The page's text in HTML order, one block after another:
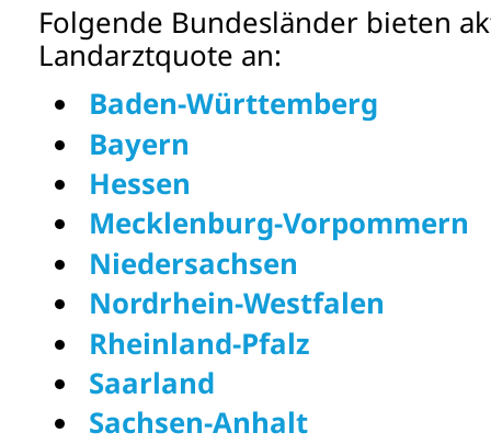
Folgende Bundesländer bieten
Landarztquote an:
Baden-Württemberg
Bayern
Hessen
Mecklenburg-Vorpommern
Niedersachsen
Nordrhein-Westfalen
Rheinland-Pfalz
Saarland
Sachsen-Anhalt